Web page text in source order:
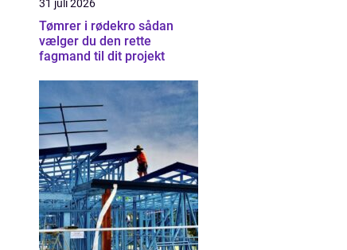
31 juli 2026
Tømrer i rødekro sådan
vælger du den rette
fagmand til dit projekt